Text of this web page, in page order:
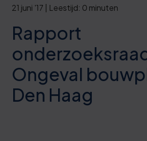
21 juni '17 | Leestijd: 0 minuten
Rapport
Ongeval
Den Haag
Je naam
Jouw e-mailadres
Deze review is gebaseerd op mijn